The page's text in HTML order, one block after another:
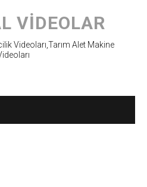
content
VIDEOLAR
Videoları,Tarım Alet Makine